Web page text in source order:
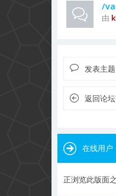
/
由
发表主题
返回论
在线用户
正浏览此版面